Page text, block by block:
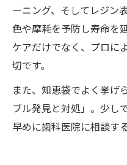
ーニング、そしてレジン
色や摩耗を予防し寿命を
ケアだけでなく、プロに
切です。
また、知恵袋でよく挙げ
ブル発見と対処」。少し
早めに歯科医院に相談す